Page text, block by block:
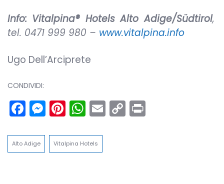
Info: Vitalpina® Hotels Alto Adige/Südtirol,
tel. 0471 999 980 – www.vitalpina.info
Ugo Dell’Arciprete
CONDIVIDI:
Facebook
Messenger
Pinterest
WhatsApp
Email
Copy
Alto Adige Vitalpina Hotels